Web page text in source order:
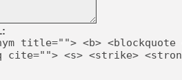
[Mo5] Deux inédits du
[GK] Le beat'em up The
[GK] Endless Legend 2 :
[LS] [PS5] Le WebKit
title=""> <b> <blockquote
cite=""> <s> <strike>